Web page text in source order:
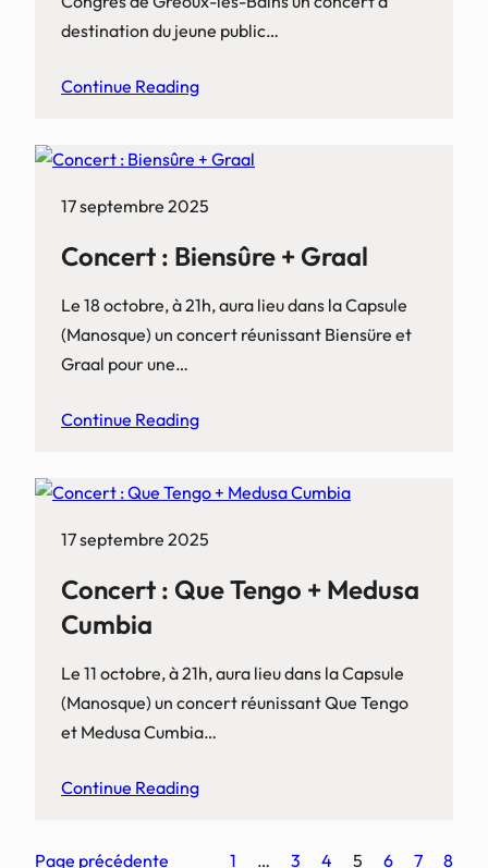
destination du jeune public…
Continue Reading
17 septembre 2025
Concert : Biensûre + Graal
Le 18 octobre, à 21h, aura lieu dans la Capsule
(Manosque) un concert réunissant Biensüre et
Graal pour une…
Continue Reading
17 septembre 2025
Concert : Que Tengo + Medusa
Cumbia
Le 11 octobre, à 21h, aura lieu dans la Capsule
(Manosque) un concert réunissant Que Tengo
et Medusa Cumbia…
Continue Reading
Page précédente 1 … 3 4 5 6 7 8